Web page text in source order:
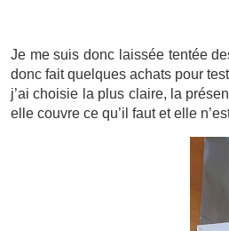
Je me suis donc laissée tentée
donc fait quelques achats pour
j’ai choisie la plus claire, la
elle couvre ce qu’il faut et elle